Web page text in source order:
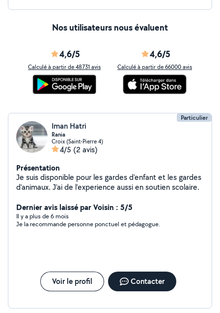
Nos utilisateurs nous évaluent
4,6/5
Calculé à partir de 48731 avis
4,6/5
Calculé à partir de 66000 avis
Particulier
Iman Hatri
Rania
Croix (Saint-Pierre 4)
4/5 (2 avis)
Présentation
Je suis disponible pour les gardes d'enfant et les gardes
d'animaux. J'ai de l'experience aussi en soutien scolaire.
Dernier avis laissé par Voisin : 5/5
Il y a plus de 6 mois
Je la recommande personne ponctuel et pédagogue.
Voir le profil Contacter